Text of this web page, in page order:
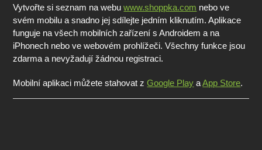
Vytvořte si seznam na webuwww.shoppka.com nebo ve
svém mobilu a snadno jej sdílejte jedním kliknutím. Aplikace
funguje na všech mobilních zařízení s Androidem a na
iPhonech nebo ve webovém prohlížeči. Všechny funkce jsou
zdarma a nevyžadují žádnou registraci.
Mobilní aplikaci můžete stahovat zGoogle Play aApp Store.